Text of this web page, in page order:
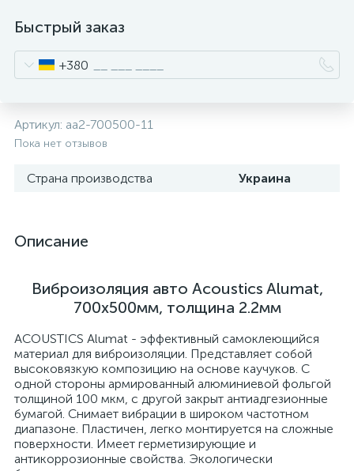
Быстрый заказ
+380
Артикул: aa2-700500-11
Пока нет отзывов
Страна производства Украина
Описание
Виброизоляция авто Acoustics Alumat,
700x500мм, толщина 2.2мм
ACOUSTICS Alumat - эффективный самоклеющийся
материал для виброизоляции. Представляет собой
высоковязкую композицию на основе каучуков. С
одной стороны армированный алюминиевой фольгой
толщиной 100 мкм, с другой закрыт антиадгезионные
бумагой. Снимает вибрации в широком частотном
диапазоне. Пластичен, легко монтируется на сложные
поверхности. Имеет герметизирующие и
антикоррозионные свойства. Экологически